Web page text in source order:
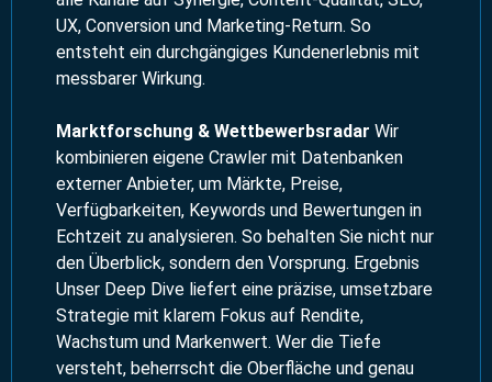
UX, Conversion und Marketing-Return. So
entsteht ein durchgängiges Kundenerlebnis mit
messbarer Wirkung.
Marktforschung & Wettbewerbsradar Wir
kombinieren eigene Crawler mit Datenbanken
externer Anbieter, um Märkte, Preise,
Verfügbarkeiten, Keywords und Bewertungen in
Echtzeit zu analysieren. So behalten Sie nicht nur
den Überblick, sondern den Vorsprung. Ergebnis
Unser Deep Dive liefert eine präzise, umsetzbare
Strategie mit klarem Fokus auf Rendite,
Wachstum und Markenwert. Wer die Tiefe
versteht, beherrscht die Oberfläche und genau